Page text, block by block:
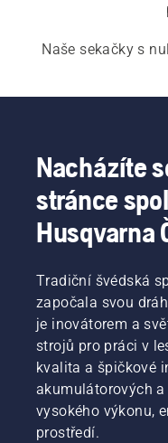
Naše sekačky s
systémům
vám zajistí
Nacházíte
stránce
Husqvarna
Tradiční švédská
započala svou
je inovátorem a
strojů pro práci v
kvalita a špičkové
akumulátorových
vysokého výkonu,
prostředí.